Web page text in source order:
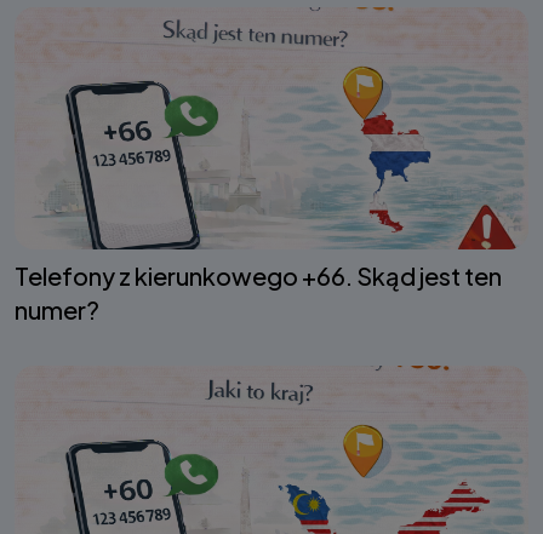
Telefony z kierunkowego +66. Skąd jest ten
numer?